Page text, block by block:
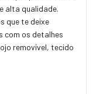
alta qualidade.
que te deixe
com os detalhes
removível, tecido